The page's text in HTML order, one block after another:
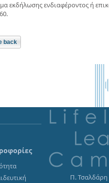
εκδήλωσης ενδιαφέροντος ή
Π. Τσαλδάρη